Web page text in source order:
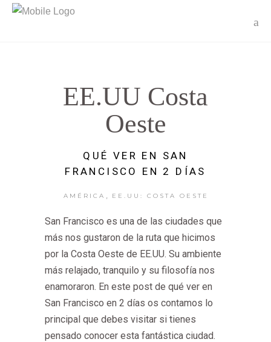
EE.UU Costa
Oeste
QUÉ VER EN SAN
FRANCISCO EN 2 DÍAS
AMÉRICA EE.UU: COSTA OESTE
San Francisco es una de las ciudades que
más nos gustaron de la ruta que hicimos
por la Costa Oeste de EE.UU. Su ambiente
más relajado, tranquilo y su filosofía nos
enamoraron. En este post de qué ver en
San Francisco en 2 días os contamos lo
principal que debes visitar si tienes
pensado conocer esta fantástica ciudad.